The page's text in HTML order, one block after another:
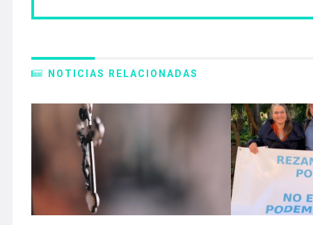
NOTICIAS RELACIONADAS